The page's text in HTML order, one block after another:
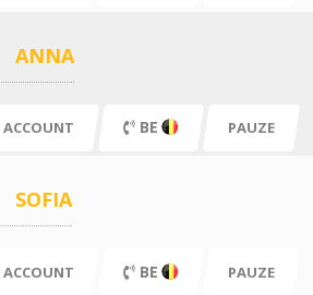
ANNA
ACCOUNT BE PAUZE
SOFIA
ACCOUNT BE PAUZE